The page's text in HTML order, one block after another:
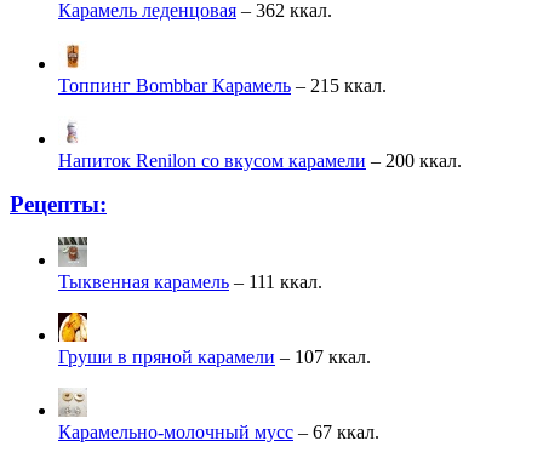
Карамель леденцовая – 362 ккал.
Топпинг Bombbar Карамель – 215 ккал.
Напиток Renilon со вкусом карамели – 200 ккал.
Рецепты:
Тыквенная карамель – 111 ккал.
Груши в пряной карамели – 107 ккал.
Карамельно-молочный мусс – 67 ккал.